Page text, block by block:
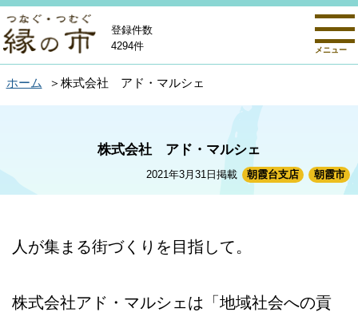
メニュー
登録件数
4294件
ホーム 株式会社 アド・マルシェ
2021年3月31日掲載 朝霞台支店 朝霞市
株式会社 アド・マルシェ
人が集まる街づくりを目指して。
株式会社アド・マルシェは「地域社会への貢